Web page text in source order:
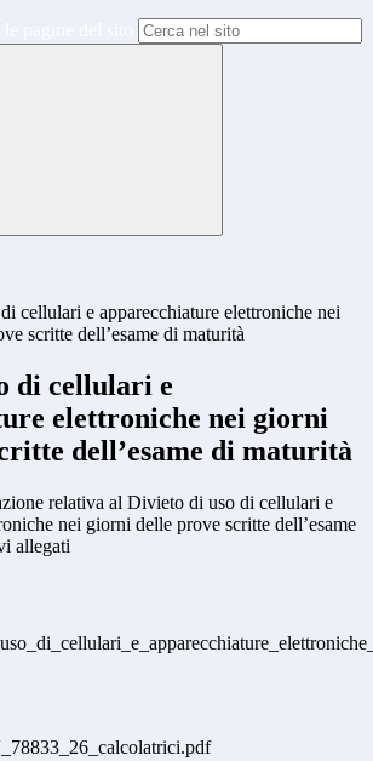
cellulari e apparecchiature elettroniche nei
scritte dell’esame di maturità
di cellulari e
elettroniche nei giorni
dell’esame di maturità
relativa al Divieto di uso di cellulari e
nei giorni delle prove scritte dell’esame
allegati